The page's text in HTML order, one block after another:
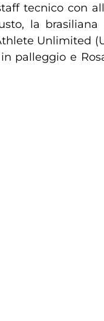
tecnico con
la
Unlimited
palleggio e